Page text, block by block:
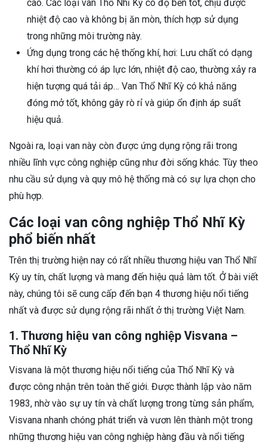
cao. Các loại van Thổ Nhĩ Kỳ có độ bền tốt, chịu được
nhiệt độ cao và không bị ăn mòn, thích hợp sử dụng
trong những môi trường này.
Ứng dụng trong các hệ thống khí, hơi: Lưu chất có dạng
khí hơi thường có áp lực lớn, nhiệt độ cao, thường xảy ra
hiện tượng quá tải áp… Van Thổ Nhĩ Kỳ có khả năng
đóng mở tốt, không gây rò rỉ và giúp ổn định áp suất
hiệu quả.
Ngoài ra, loại van này còn được ứng dụng rộng rãi trong
nhiều lĩnh vực công nghiệp cũng như đời sống khác. Tùy theo
nhu cầu sử dụng và quy mô hệ thống mà có sự lựa chọn cho
phù hợp.
Các loại van công nghiệp Thổ Nhĩ Kỳ
phổ biến nhất
Trên thị trường hiện nay có rất nhiều thương hiệu van Thổ Nhĩ
Kỳ uy tín, chất lượng và mang đến hiệu quả làm tốt. Ở bài viết
này, chúng tôi sẽ cung cấp đến bạn 4 thương hiệu nổi tiếng
nhất và được sử dụng rộng rãi nhất ở thị trường Việt Nam.
1. Thương hiệu van công nghiệp Visvana –
Thổ Nhĩ Kỳ
Visvana là một thương hiệu nổi tiếng của Thổ Nhĩ Kỳ và
được công nhận trên toàn thế giới. Được thành lập vào năm
1983, nhờ vào sự uy tín và chất lượng trong từng sản phẩm,
Visvana nhanh chóng phát triển và vươn lên thành một trong
những thương hiệu van công nghiệp hàng đầu và nổi tiếng